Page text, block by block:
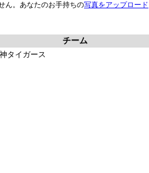
ん。あなたのお手持ちの写真をアップロード
チーム
タイガース